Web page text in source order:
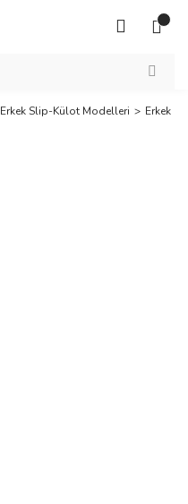
Erkek Slip-Külot Modelleri Erkek